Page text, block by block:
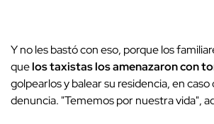
Y no les bastó con eso, porque los
quelos taxistas los amenazaron con
golpearlos y balear su residencia, en
denuncia. "Tememos por nuestra vida",